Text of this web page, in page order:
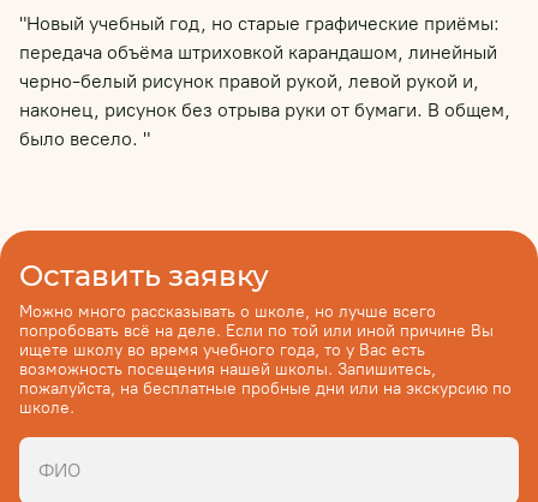
"Новый учебный год, но старые графические приёмы:
передача объёма штриховкой карандашом, линейный
черно-белый рисунок правой рукой, левой рукой и,
наконец, рисунок без отрыва руки от бумаги. В общем,
было весело. "
Оставить заявку
Можно много рассказывать о школе, но лучше всего
попробовать всё на деле. Если по той или иной причине Вы
ищете школу во время учебного года, то у Вас есть
возможность посещения нашей школы. Запишитесь,
пожалуйста, на бесплатные пробные дни или на экскурсию по
школе.